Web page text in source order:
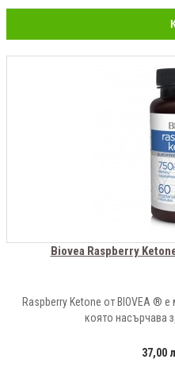
Biovea Raspberry
Raspberry Ketone от BIOVEA ®
която насърчава
37,00